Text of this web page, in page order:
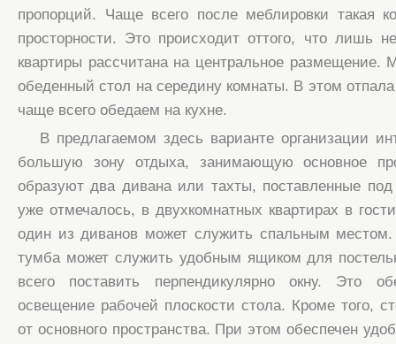
пропорций. Чаще всего после меблировки такая
просторности. Это происходит оттого, что лишь
квартиры рассчитана на центральное
обеденный стол на середину комнаты. В этом
чаще всего обедаем на кухне.
В предлагаемом здесь варианте организации
большую зону отдыха, занимающую основное
образуют два дивана или тахты, поставленные под
уже отмечалось, в двухкомнатных квартирах в
один из диванов может служить спальным
тумба может служить удобным ящиком для
всего поставить перпендикулярно окну. Это
освещение рабочей плоскости стола. Кроме того,
от основного пространства. При этом обеспечен